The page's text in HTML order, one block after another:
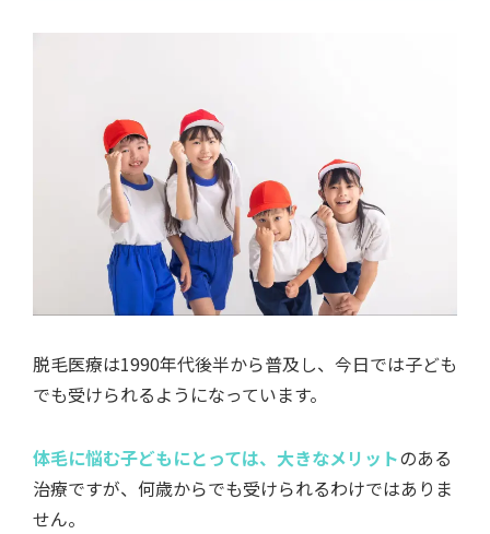
脱毛医療は1990年代後半から普及し、今日では子ども
でも受けられるようになっています。
体毛に悩む子どもにとっては、大きなメリットのある
治療ですが、何歳からでも受けられるわけではありま
せん。